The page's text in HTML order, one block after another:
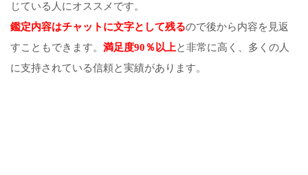
じている人にオススメです。
鑑定内容はチャットに文字として残るので後から内容を見返
すこともできます。 満足度90％以上と非常に高く、多くの人
に支持されている信頼と実績があります。